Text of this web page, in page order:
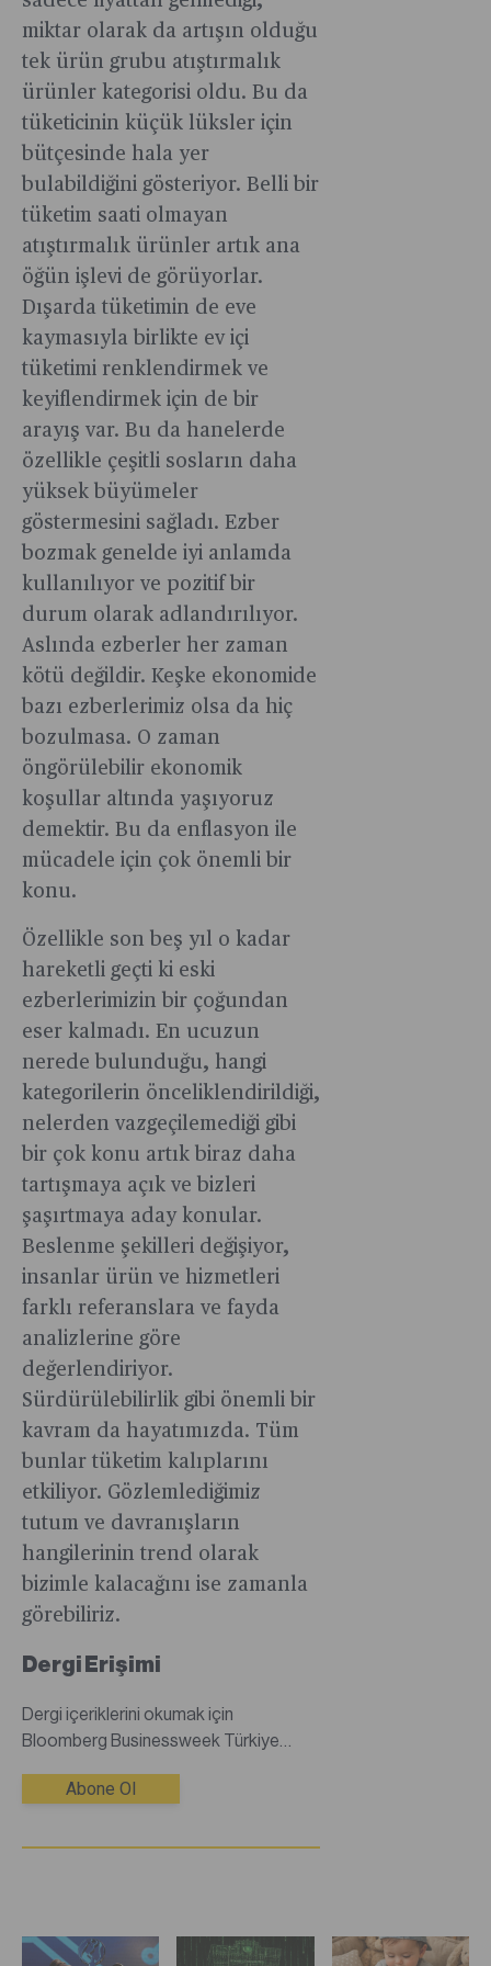
miktar olarak da artışın olduğu
tek ürün grubu atıştırmalık
ürünler kategorisi oldu. Bu da
tüketicinin küçük lüksler için
bütçesinde hala yer
bulabildiğini gösteriyor. Belli bir
tüketim saati olmayan
atıştırmalık ürünler artık ana
öğün işlevi de görüyorlar.
Dışarda tüketimin de eve
kaymasıyla birlikte ev içi
tüketimi renklendirmek ve
keyiflendirmek için de bir
arayış var. Bu da hanelerde
özellikle çeşitli sosların daha
yüksek büyümeler
göstermesini sağladı. Ezber
bozmak genelde iyi anlamda
kullanılıyor ve pozitif bir
durum olarak adlandırılıyor.
Aslında ezberler her zaman
kötü değildir. Keşke ekonomide
bazı ezberlerimiz olsa da hiç
bozulmasa. O zaman
öngörülebilir ekonomik
koşullar altında yaşıyoruz
demektir. Bu da enflasyon ile
mücadele için çok önemli bir
konu.
Özellikle son beş yıl o kadar
hareketli geçti ki eski
ezberlerimizin bir çoğundan
eser kalmadı. En ucuzun
nerede bulunduğu, hangi
kategorilerin önceliklendirildiği,
nelerden vazgeçilemediği gibi
bir çok konu artık biraz daha
tartışmaya açık ve bizleri
şaşırtmaya aday konular.
Beslenme şekilleri değişiyor,
insanlar ürün ve hizmetleri
farklı referanslara ve fayda
analizlerine göre
değerlendiriyor.
Sürdürülebilirlik gibi önemli bir
kavram da hayatımızda. Tüm
bunlar tüketim kalıplarını
etkiliyor. Gözlemlediğimiz
tutum ve davranışların
hangilerinin trend olarak
bizimle kalacağını ise zamanla
görebiliriz.
Dergi Erişimi
Dergi içeriklerini okumak için
Bloomberg Businessweek Türkiye
gerekmektedir.Abone değilseniz
içeriklerine sınırsız erişim
Abone Ol